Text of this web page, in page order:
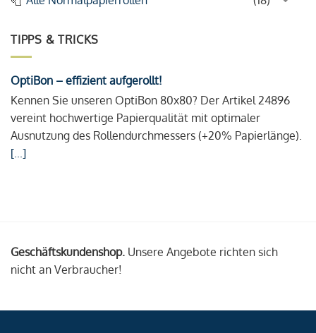
TIPPS & TRICKS
OptiBon – effizient aufgerollt!
Kennen Sie unseren OptiBon 80x80? Der Artikel 24896
vereint hochwertige Papierqualität mit optimaler
Ausnutzung des Rollendurchmessers (+20% Papierlänge).
[...]
Geschäftskundenshop. Unsere Angebote richten sich
nicht an Verbraucher!